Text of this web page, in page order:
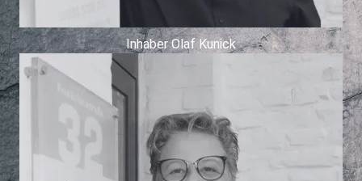
Inhaber Olaf Kunick